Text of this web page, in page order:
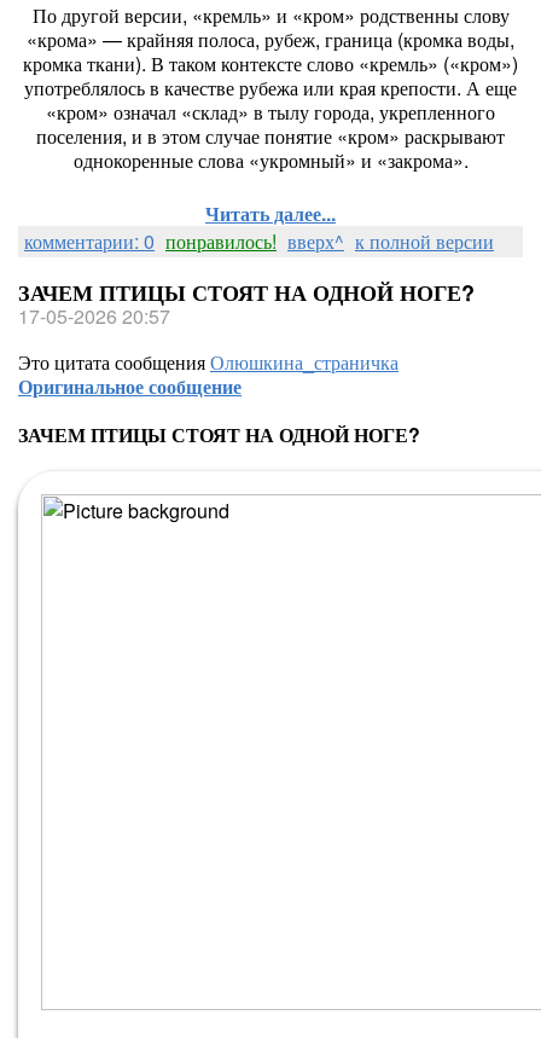
По другой версии, «кремль» и «кром» родственны слову
«крома» — крайняя полоса, рубеж, граница (кромка воды,
кромка ткани). В таком контексте слово «кремль» («кром»)
употреблялось в качестве рубежа или края крепости. А еще
«кром» означал «склад» в тылу города, укрепленного
поселения, и в этом случае понятие «кром» раскрывают
однокоренные слова «укромный» и «закрома».
Читать далее...
комментарии: 0 понравилось! вверх^ к полной версии
ЗАЧЕМ ПТИЦЫ СТОЯТ НА ОДНОЙ НОГЕ?
17-05-2026 20:57
Это цитата сообщенияОлюшкина_страничка
Оригинальное сообщение
ЗАЧЕМ ПТИЦЫ СТОЯТ НА ОДНОЙ НОГЕ?